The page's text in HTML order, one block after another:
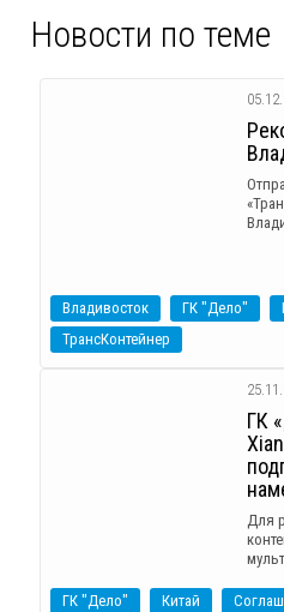
Новости по теме
Владивосток ГК "Дело"
ТрансКонтейнер
ГК
Для
ГК "Дело" Китай